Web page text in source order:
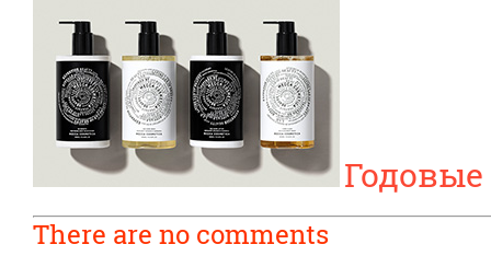
There are no comments